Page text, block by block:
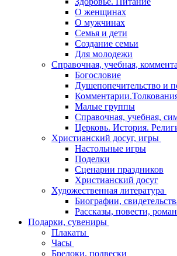
О женщинах
О мужчинах
Семья и дети
Создание семьи
Для молодежи
Справочная, учебная,
Богословие
Душепопечительство и
Малые группы
Справочная, учебная,
Церковь. История.
Христианский досуг, игры
Настольные игры
Поделки
Сценарии праздников
Христианский досуг
Художественная литература
Биографии,
Рассказы, повести,
Подарки, сувениры
Плакаты
Часы
Брелоки, подвески